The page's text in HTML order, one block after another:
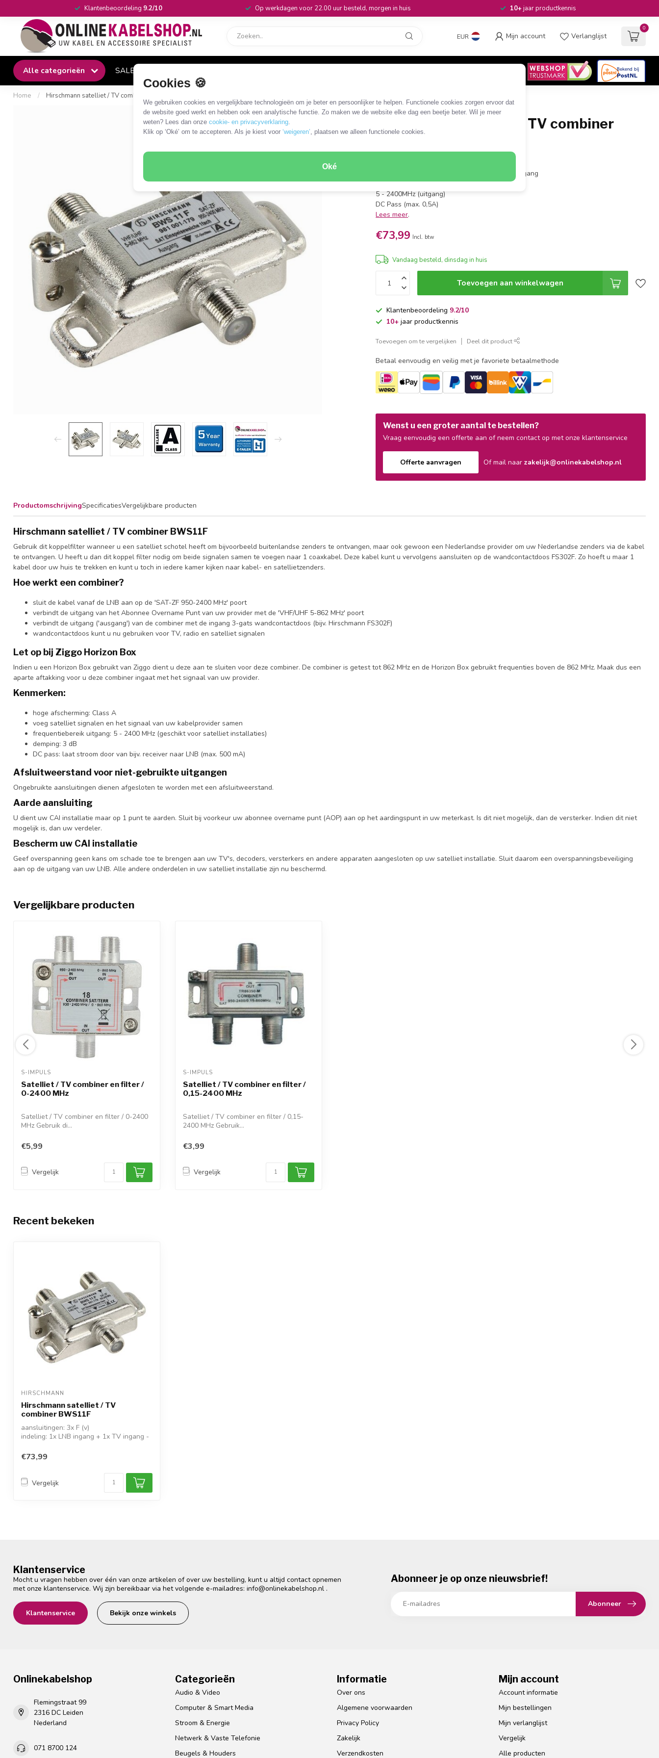
Cookies 🍪
We gebruiken cookies en vergelijkbare technologieën om je beter en persoonlijker te helpen. Functionele cookies zorgen ervoor dat
de website goed werkt en hebben ook een analytische functie. Zo maken we de website elke dag een beetje beter. Wil je meer
weten? Lees dan onze cookie- en privacyverklaring.
Klik op ‘Oké’ om te accepteren. Als je kiest voor ‘weigeren’, plaatsen we alleen functionele cookies.
Oké
Klantenbeoordeling 9.2/10 Op werkdagen voor 22.00 uur besteld, morgen in huis 10+jaar productkennis
EUR Mijn account Verlanglijst
0
Alle categorieën SALE
Home / Hirschmann satelliet / TV combiner BWS11F
HIR-BWS11
Hirschmann satelliet / TV combiner
indeling: 1x LNB ingang + 1x TV ingang - 1x uitgang
demping (dB): 3dB
5 - 2400MHz (uitgang)
DC Pass (max. 0,5A)
Lees meer.
€73,99 Incl. btw
Vandaag besteld, dinsdag in huis
Toevoegen aan winkelwagen
Klantenbeoordeling 9.2/10
10+ jaar productkennis
Toevoegen om te vergelijken Deel dit product
Betaal eenvoudig en veilig met je favoriete betaalmethode
Wenst u een groter aantal te bestellen?
Vraag eenvoudig een offerte aan of neem contact op met onze klantenservice
Offerte aanvragen Of mail naarzakelijk@onlinekabelshop.nl
ProductomschrijvingSpecificatiesVergelijkbare producten
Hirschmann satelliet / TV combiner BWS11F
Gebruik dit koppelfilter wanneer u een satelliet schotel heeft om bijvoorbeeld buitenlandse zenders te ontvangen, maar ook gewoon een Nederlandse provider om uw Nederlandse zenders via de kabel
te ontvangen. U heeft u dan dit koppel filter nodig om beide signalen samen te voegen naar 1 coaxkabel. Deze kabel kunt u vervolgens aansluiten op de wandcontactdoos FS302F. Zo hoeft u maar 1
kabel door uw huis te trekken en kunt u toch in iedere kamer kijken naar kabel- en satellietzenders.
Hoe werkt een combiner?
sluit de kabel vanaf de LNB aan op de 'SAT-ZF 950-2400 MHz' poort
verbindt de uitgang van het Abonnee Overname Punt van uw provider met de 'VHF/UHF 5-862 MHz' poort
verbindt de uitgang ('ausgang') van de combiner met de ingang 3-gats wandcontactdoos (bijv. Hirschmann FS302F)
wandcontactdoos kunt u nu gebruiken voor TV, radio en satelliet signalen
Let op bij Ziggo Horizon Box
Indien u een Horizon Box gebruikt van Ziggo dient u deze aan te sluiten voor deze combiner. De combiner is getest tot 862 MHz en de Horizon Box gebruikt frequenties boven de 862 MHz. Maak dus een
aparte aftakking voor u deze combiner ingaat met het signaal van uw provider.
Kenmerken:
hoge afscherming: Class A
voeg satelliet signalen en het signaal van uw kabelprovider samen
frequentiebereik uitgang: 5 - 2400 MHz (geschikt voor satelliet installaties)
demping: 3 dB
DC pass: laat stroom door van bijv. receiver naar LNB (max. 500 mA)
Afsluitweerstand voor niet-gebruikte uitgangen
Ongebruikte aansluitingen dienen afgesloten te worden met een afsluitweerstand.
Aarde aansluiting
U dient uw CAI installatie maar op 1 punt te aarden. Sluit bij voorkeur uw abonnee overname punt (AOP) aan op het aardingspunt in uw meterkast. Is dit niet mogelijk, dan de versterker. Indien dit niet
mogelijk is, dan uw verdeler.
Bescherm uw CAI installatie
Geef overspanning geen kans om schade toe te brengen aan uw TV's, decoders, versterkers en andere apparaten aangesloten op uw satelliet installatie. Sluit daarom een overspanningsbeveiliging
aan op de uitgang van uw LNB. Alle andere onderdelen in uw satelliet installatie zijn nu beschermd.
Vergelijkbare producten
S-IMPULS
Satelliet / TV combiner en filter /
0-2400 MHz
Satelliet / TV combiner en filter / 0-2400
MHz Gebruik di...
€5,99
Vergelijk
S-IMPULS
Satelliet / TV combiner en filter /
0,15-2400 MHz
Satelliet / TV combiner en filter / 0,15-
2400 MHz Gebruik...
€3,99
Vergelijk
Recent bekeken
HIRSCHMANN
Hirschmann satelliet / TV
combiner BWS11F
aansluitingen: 3x F (v)
indeling: 1x LNB ingang + 1x TV ingang -
demp...
€73,99
Vergelijk
Klantenservice
Mocht u vragen hebben over één van onze artikelen of over uw bestelling, kunt u altijd contact opnemen
met onze klantenservice. Wij zijn bereikbaar via het volgende e-mailadres: info@onlinekabelshop.nl .
Klantenservice Bekijk onze winkels
Abonneer je op onze nieuwsbrief!
Abonneer
Onlinekabelshop
Flemingstraat 99
2316 DC Leiden
Nederland
071 8700 124
Categorieën
Audio & Video
Computer & Smart Media
Stroom & Energie
Netwerk & Vaste Telefonie
Beugels & Houders
Informatie
Over ons
Algemene voorwaarden
Privacy Policy
Zakelijk
Verzendkosten
Mijn account
Account informatie
Mijn bestellingen
Mijn verlanglijst
Vergelijk
Alle producten